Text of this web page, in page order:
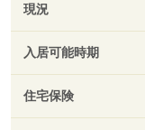
現況
入居可能時期
住宅保険